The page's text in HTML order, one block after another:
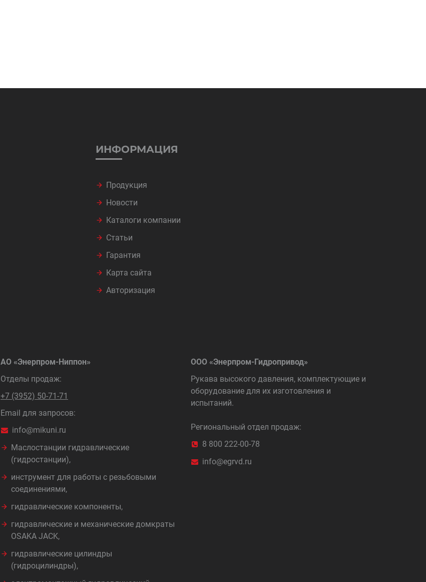
ИНФОРМАЦИЯ
Продукция
Новости
Каталоги компании
Статьи
Гарантия
Карта сайта
Авторизация
АО «Энерпром-Ниппон»
Отделы продаж:
+7 (3952) 50-71-71
Email для запросов:
info@mikuni.ru
Маслостанции гидравлические
(гидростанции),
инструмент для работы с резьбовыми
соединениями,
гидравлические компоненты,
гидравлические и механические домкраты
OSAKA JACK,
гидравлические цилиндры
(гидроцилиндры),
ООО «Энерпром-Гидропривод»
Рукава высокого давления, комплектующие и
оборудование для их изготовления и
испытаний.
Региональный отдел продаж:
8 800 222-00-78
info@egrvd.ru